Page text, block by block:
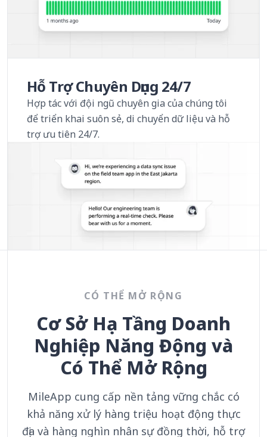
Hỗ Trợ Chuyên Dụng 24/7
Hợp tác với đội ngũ chuyên gia của chúng tôi
để triển khai suôn sẻ, di chuyển dữ liệu và hỗ
trợ ưu tiên 24/7.
CÓ THỂ MỞ RỘNG
Cơ Sở Hạ Tầng Doanh
Nghiệp Năng Động và
Có Thể Mở Rộng
MileApp cung cấp nền tảng vững chắc có
khả năng xử lý hàng triệu hoạt động thực
địa và hàng nghìn nhân sự đồng thời, hỗ trợ